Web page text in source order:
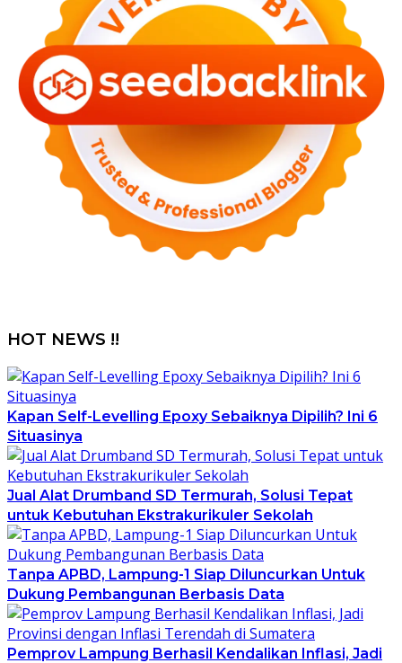
HOT NEWS !!
Kapan Self-Levelling Epoxy Sebaiknya Dipilih? Ini 6
Situasinya
Jual Alat Drumband SD Termurah, Solusi Tepat
untuk Kebutuhan Ekstrakurikuler Sekolah
Tanpa APBD, Lampung-1 Siap Diluncurkan Untuk
Dukung Pembangunan Berbasis Data
Pemprov Lampung Berhasil Kendalikan Inflasi, Jadi